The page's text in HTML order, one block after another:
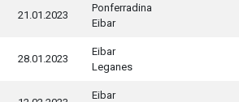
21.01.2023
Ponferradina
Eibar
28.01.2023
Eibar
Leganes
Eibar